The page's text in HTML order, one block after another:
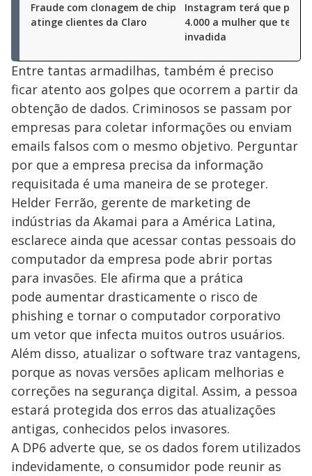
Fraude com clonagem de chip
atinge clientes da Claro
Instagram terá que
4.000 a mulher que teve
invadida
Entre tantas armadilhas, também é preciso
ficar atento aos golpes que ocorrem a partir da
obtenção de dados. Criminosos se passam por
empresas para coletar informações ou enviam
emails falsos com o mesmo objetivo. Perguntar
por que a empresa precisa da informação
requisitada é uma maneira de se proteger.
Helder Ferrão, gerente de marketing de
indústrias da Akamai para a América Latina,
esclarece ainda que acessar contas pessoais do
computador da empresa pode abrir portas
para invasões. Ele afirma que a prática
pode aumentar drasticamente o risco de
phishing e tornar o computador corporativo
um vetor que infecta muitos outros usuários.
Além disso, atualizar o software traz vantagens,
porque as novas versões aplicam melhorias e
correções na segurança digital. Assim, a pessoa
estará protegida dos erros das atualizações
antigas, conhecidos pelos invasores.
A DP6 adverte que, se os dados forem utilizados
indevidamente, o consumidor pode reunir as